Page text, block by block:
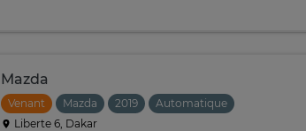
Mazda
Venant Mazda 2019
Automatique
Liberte 6, Dakar